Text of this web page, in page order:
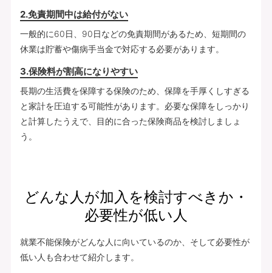
2.免責期間中は給付がない
一般的に60日、90日などの免責期間があるため、短期間の
休業は貯蓄や傷病手当金で対応する必要があります。
3.保険料が割高になりやすい
長期の生活費を保障する保険のため、保障を手厚くしすぎる
と家計を圧迫する可能性があります。必要な保障をしっかり
と計算したうえで、目的に合った保険商品を検討しましょ
う。
どんな人が加入を検討すべきか・
必要性が低い人
就業不能保険がどんな人に向いているのか、そして必要性が
低い人も合わせて紹介します。